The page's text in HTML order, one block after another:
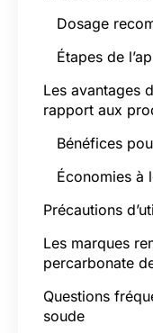
Dosage
Étapes de
Les avantages
rapport aux
Bénéfices
Économies à
Précautions
Les marques
percarbonate
Questions
soude